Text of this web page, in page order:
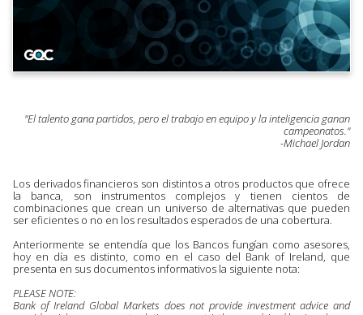
"El talento gana partidos, pero el trabajo en equipo y la inteligencia ganan
campeonatos."
-Michael Jordan
Los derivados financieros son distintos a otros productos que ofrece
la banca, son instrumentos complejos y tienen cientos de
combinaciones que crean un universo de alternativas que pueden
ser eficientes o no en los resultados esperados de una cobertura.
Anteriormente se entendía que los Bancos fungían como asesores,
hoy en día es distinto, como en el caso del Bank of Ireland, que
presenta en sus documentos informativos la siguiente nota:
PLEASE NOTE:
Bank of Ireland Global Markets does not provide investment advice and